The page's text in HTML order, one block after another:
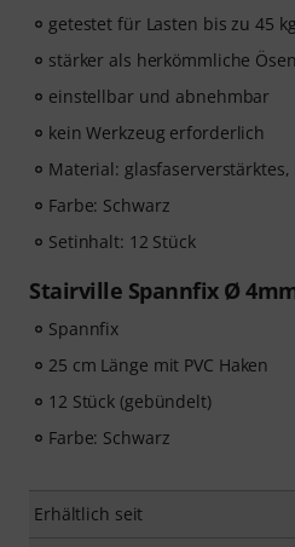
getestet für Lasten bis zu 45 kg
stärker als herkömmliche Ösen
einstellbar und abnehmbar
kein Werkzeug erforderlich
Material:
Farbe: Schwarz
Setinhalt: 12 Stück
Stairville Spannfix Ø
Spannfix
25 cm Länge mit PVC Haken
12 Stück (gebündelt)
Farbe: Schwarz
Erhältlich seit